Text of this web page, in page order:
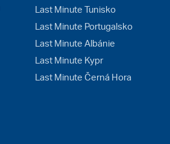
Last Minute Tunisko
Last Minute Portugalsko
Last Minute Albánie
Last Minute Kypr
Last Minute Černá Hora